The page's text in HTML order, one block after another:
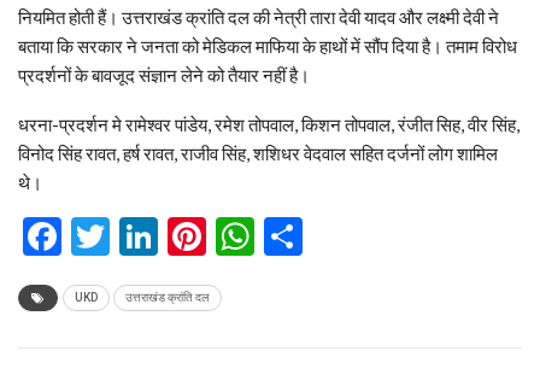
नियमित होती हैं। उत्तराखंड क्रांति दल की नेत्री तारा देवी यादव और लक्ष्मी देवी ने
बताया कि सरकार ने जनता को मेडिकल माफिया के हाथों में सौंप दिया है। तमाम विरोध
प्रदर्शनों के बावजूद संज्ञान लेने को तैयार नहीं है।
धरना-प्रदर्शन मे रामेश्वर पांडेय, रमेश तोपवाल, किशन तोपवाल, रंजीत सिह, वीर सिंह,
विनोद सिंह रावत, हर्ष रावत, राजीव सिंह, शशिधर वेदवाल सहित दर्जनों लोग शामिल
थे।
Facebook
Twitter
LinkedIn
Pinterest
WhatsApp
UKD उत्तराखंड क्रांति दल